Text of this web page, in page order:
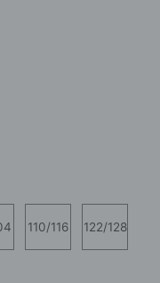
110/116 122/128